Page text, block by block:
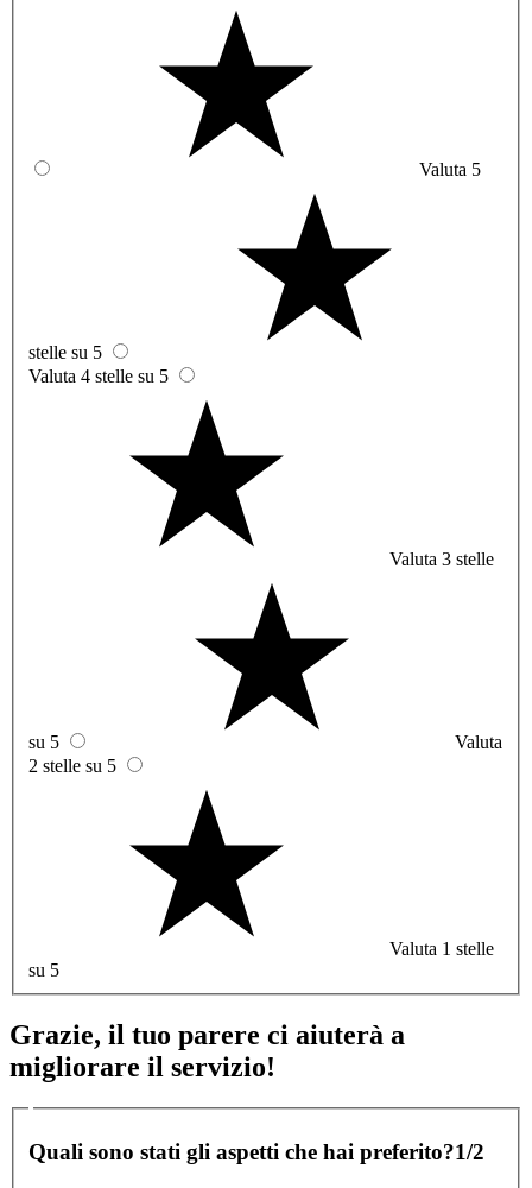
Valuta 5
stelle su 5
Valuta 4 stelle su 5
Valuta 3 stelle
su 5
Valuta
2 stelle su 5
Valuta 1 stelle
su 5
Grazie, il tuo parere ci aiuterà a
migliorare il servizio!
Quali sono stati gli aspetti che hai preferito?1/2